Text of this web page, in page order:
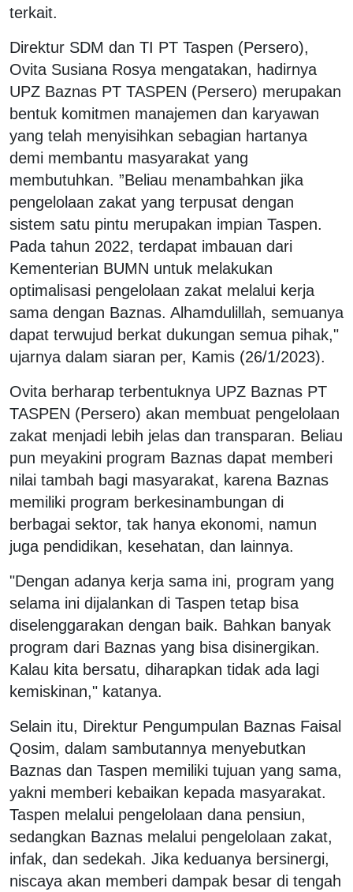
terkait.
Direktur SDM dan TI PT Taspen (Persero),
Ovita Susiana Rosya mengatakan, hadirnya
UPZ Baznas PT TASPEN (Persero) merupakan
bentuk komitmen manajemen dan karyawan
yang telah menyisihkan sebagian hartanya
demi membantu masyarakat yang
membutuhkan. ”Beliau menambahkan jika
pengelolaan zakat yang terpusat dengan
sistem satu pintu merupakan impian Taspen.
Pada tahun 2022, terdapat imbauan dari
Kementerian BUMN untuk melakukan
optimalisasi pengelolaan zakat melalui kerja
sama dengan Baznas. Alhamdulillah, semuanya
dapat terwujud berkat dukungan semua pihak,"
ujarnya dalam siaran per, Kamis (26/1/2023).
Ovita berharap terbentuknya UPZ Baznas PT
TASPEN (Persero) akan membuat pengelolaan
zakat menjadi lebih jelas dan transparan. Beliau
pun meyakini program Baznas dapat memberi
nilai tambah bagi masyarakat, karena Baznas
memiliki program berkesinambungan di
berbagai sektor, tak hanya ekonomi, namun
juga pendidikan, kesehatan, dan lainnya.
"Dengan adanya kerja sama ini, program yang
selama ini dijalankan di Taspen tetap bisa
diselenggarakan dengan baik. Bahkan banyak
program dari Baznas yang bisa disinergikan.
Kalau kita bersatu, diharapkan tidak ada lagi
kemiskinan," katanya.
Selain itu, Direktur Pengumpulan Baznas Faisal
Qosim, dalam sambutannya menyebutkan
Baznas dan Taspen memiliki tujuan yang sama,
yakni memberi kebaikan kepada masyarakat.
Taspen melalui pengelolaan dana pensiun,
sedangkan Baznas melalui pengelolaan zakat,
infak, dan sedekah. Jika keduanya bersinergi,
niscaya akan memberi dampak besar di tengah